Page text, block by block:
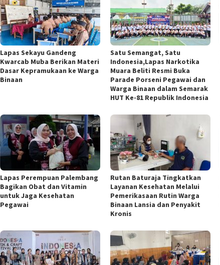
Lapas Sekayu Gandeng
Kwarcab Muba Berikan Materi
Dasar Kepramukaan ke Warga
Binaan
Satu Semangat, Satu
Indonesia,Lapas Narkotika
Muara Beliti Resmi Buka
Parade Porseni Pegawai dan
Warga Binaan dalam Semarak
HUT Ke-81 Republik Indonesia
Lapas Perempuan Palembang
Bagikan Obat dan Vitamin
untuk Jaga Kesehatan
Pegawai
Rutan Baturaja Tingkatkan
Layanan Kesehatan Melalui
Pemerikasaan Rutin Warga
Binaan Lansia dan Penyakit
Kronis